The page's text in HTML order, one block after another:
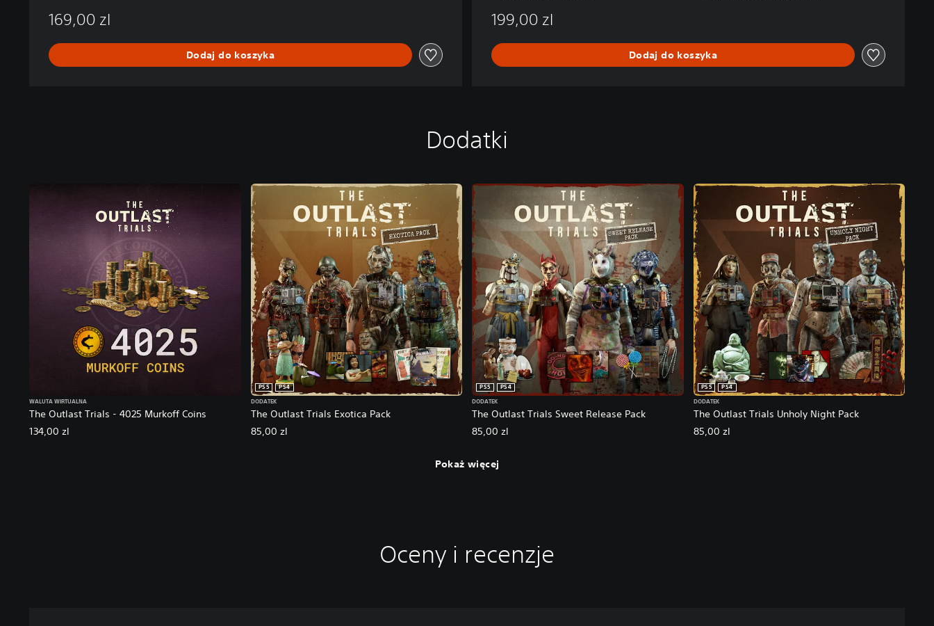
169,00 zl
Dodaj do koszyka
199,00 zl
Dodaj do koszyka
Dodatki
The Outlast Trials - 4025 Murkoff Coins
WALUTA WIRTUALNA
134,00 zl
The Outlast Trials Exotica Pack
PS5
PS4
DODATEK
85,00 zl
The Outlast Trials Sweet Release Pack
PS5
PS4
DODATEK
85,00 zl
The Outlast Trials Unholy Night Pack
PS5
PS4
DODATEK
85,00 zl
Pokaż więcej
Oceny i recenzje